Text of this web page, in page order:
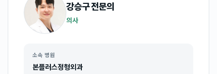
강승구전문의
의사
소속 병원
본플러스정형외과